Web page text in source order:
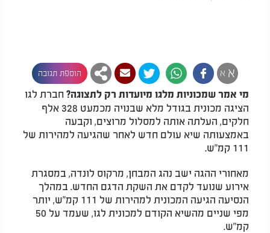
א א הוספת תגובה
מי אמר שמכוניות מלגו מיועדות רק לתצוגה? חברת לגו
הציגה מכונית בגודל מלא שבנויה מכמעט 328 אלף
חלקים, העלתה אותה למסלול מרוצים, וקבעה
באמצעותה שיא עולם חדש לאחר שהגיעה למהירות של
111 קמ"ש.
מאחורי ההגה ישב נהג המבחן, מרקוס לונדה, במסגרת
אירוע שנועד לקדם את השקת הדגם החדש. במהלך
הנסיעה הגיעה המכונית למהירות של 111 קמ"ש, יותר
מפי שניים מהשיא הקודם למכונית לגו, שעמד על 50
קמ"ש.